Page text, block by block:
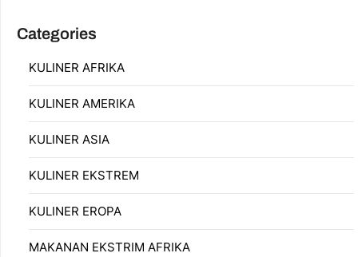
Categories
KULINER AFRIKA
KULINER AMERIKA
KULINER ASIA
KULINER EKSTREM
KULINER EROPA
MAKANAN EKSTRIM AFRIKA